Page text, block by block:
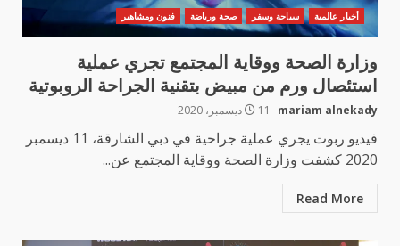
أخبار عالمية سياحة وسفر صحة ورياضة فنون ومشاهير
وزارة الصحة ووقاية المجتمع تجري عملية
استئصال ورم من مبيض بتقنية الجراحة الروبوتية
mariam alnekady 11 ديسمبر، 2020
فيديو ربوت يجري عملية جراحية في دبي الشارقة، 11 ديسمبر
2020 كشفت وزارة الصحة ووقاية المجتمع عن...
Read More